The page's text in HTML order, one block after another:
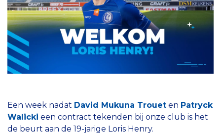
Een week nadat David Mukuna Trouet en Patryck
Walicki een contract tekenden bij onze club is het
de beurt aan de 19-jarige Loris Henry.